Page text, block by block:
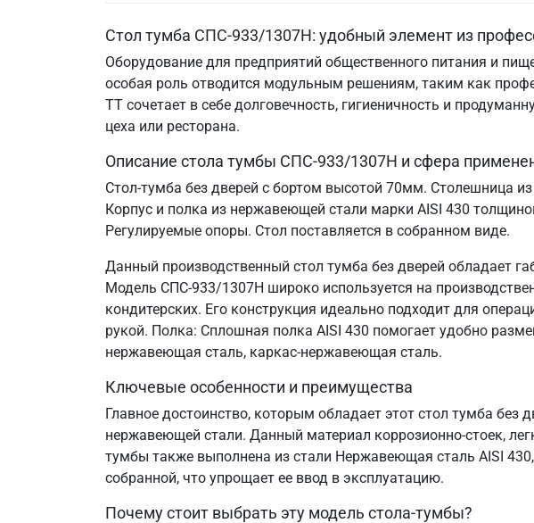
Стол тумба СПС-933/1307Н: удобный элемент из
Оборудование для предприятий общественного питания и
особая роль отводится модульным решениям, таким как
ТТ сочетает в себе долговечность, гигиеничность и
цеха или ресторана.
Описание стола тумбы СПС-933/1307Н и сфера
Стол-тумба без дверей с бортом высотой 70мм. Столешница
Корпус и полка из нержавеющей стали марки AISI 430
Регулируемые опоры. Стол поставляется в собранном виде.
Данный производственный стол тумба без дверей обладает
Модель СПС-933/1307Н широко используется на
кондитерских. Его конструкция идеально подходит для
рукой. Полка: Сплошная полка AISI 430 помогает удобно
нержавеющая сталь, каркас-нержавеющая сталь.
Ключевые особенности и преимущества
Главное достоинство, которым обладает этот стол тумба
нержавеющей стали. Данный материал коррозионно-стоек,
тумбы также выполнена из стали Нержавеющая сталь AISI
собранной, что упрощает ее ввод в эксплуатацию.
Почему стоит выбрать эту модель стола-тумбы?